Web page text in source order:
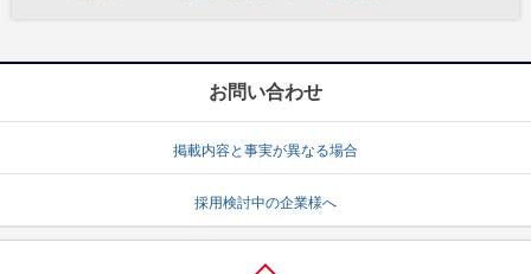
お問い合わせ
掲載内容と事実が異なる場合
採用検討中の企業様へ